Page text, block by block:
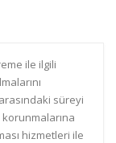
ile ilgili
süreyi
hizmetleri ile